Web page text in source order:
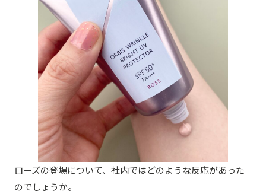
ローズの登場について、社内ではどのような反応があった
のでしょうか。